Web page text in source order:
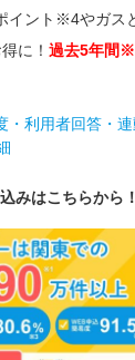
イント※4やガス
に！ 過去5年間
利用者回答・
みはこちらから